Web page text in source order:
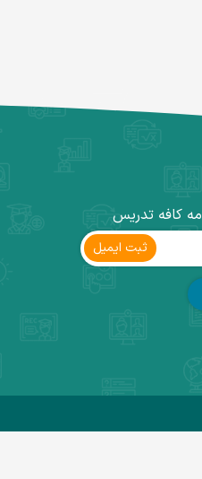
کافه تدریس
ثبت ‌ایمیل